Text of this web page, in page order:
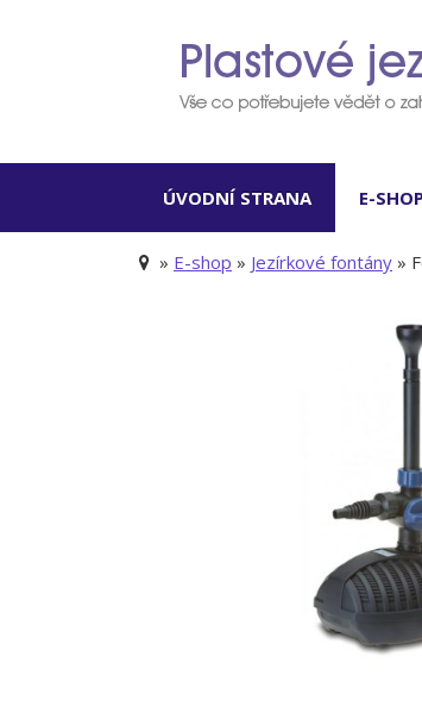
ÚVODNÍ STRANA E-
» E-shop » Jezírkové fontány »